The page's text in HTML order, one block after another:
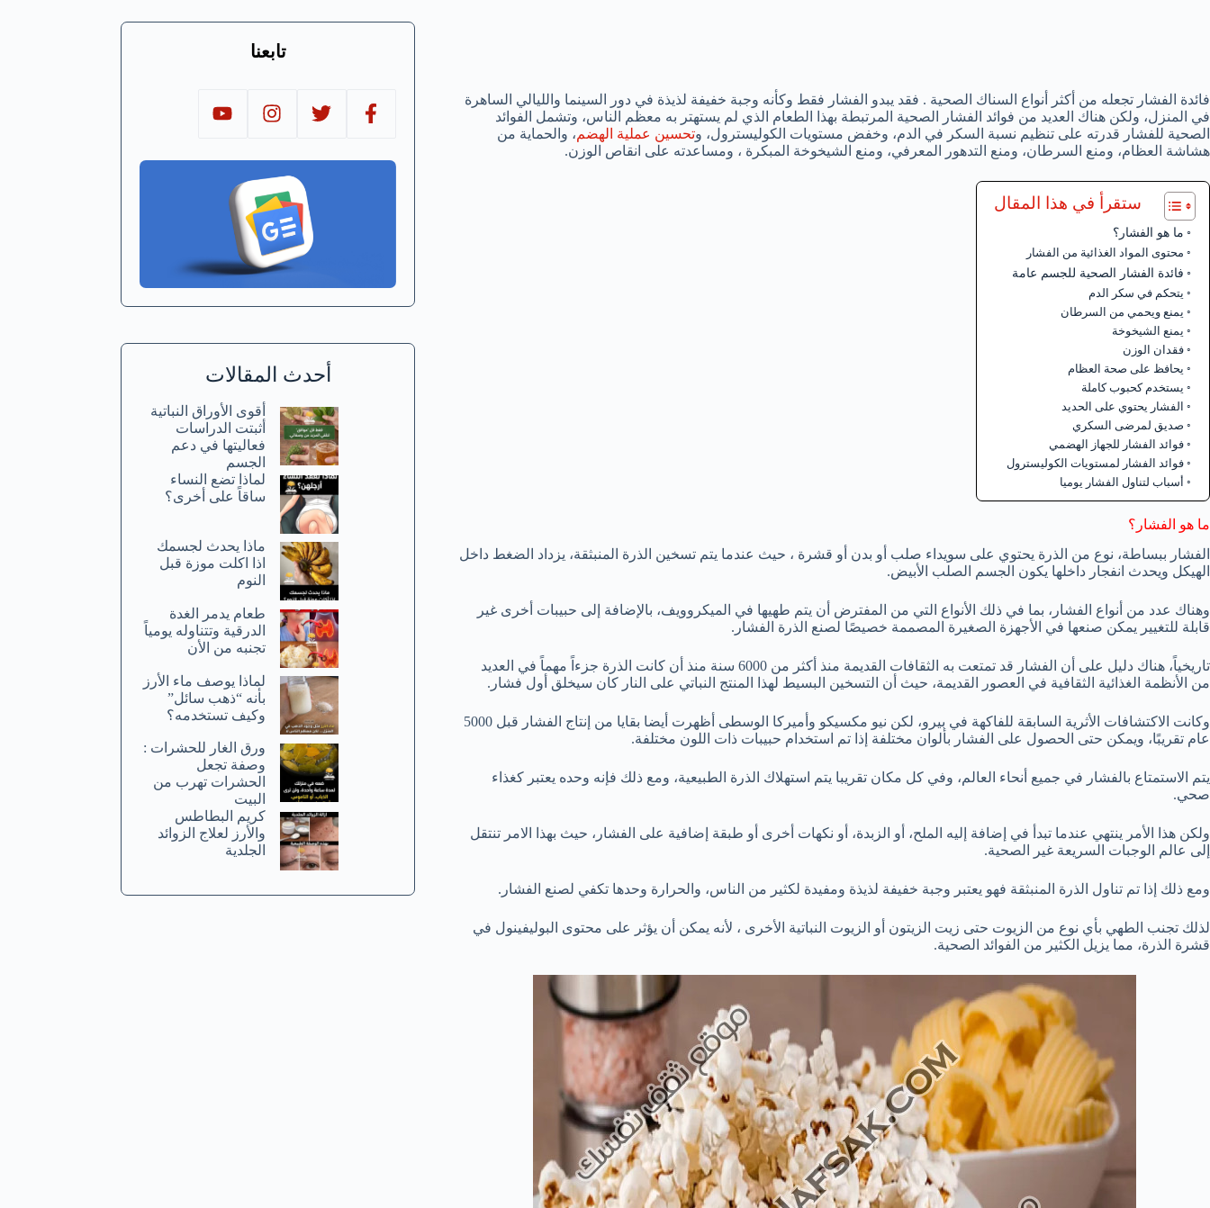
فائدة الفشار تجعله من أكثر أنواع السناك الصحية . فقد يبدو الفشار فقط وكأنه وجبة خفيفة لذيذة في دور السينما والليالي الساهرة
في المنزل، ولكن هناك العديد من فوائد الفشار الصحية المرتبطة بهذا الطعام الذي لم يستهتر به معظم الناس، وتشمل الفوائد
الصحية للفشار قدرته على تنظيم نسبة السكر في الدم، وخفض مستويات الكوليسترول، وتحسين عملية الهضم، والحماية من
هشاشة العظام، ومنع السرطان، ومنع التدهور المعرفي، ومنع الشيخوخة المبكرة ، ومساعدته على انقاص الوزن.
ستقرأ في هذا المقال
ما هو الفشار؟
محتوى المواد الغذائية من الفشار
فائدة الفشار الصحية للجسم عامة
يتحكم في سكر الدم
يمنع ويحمي من السرطان
يمنع الشيخوخة
فقدان الوزن
يحافظ على صحة العظام
يستخدم كحبوب كاملة
الفشار يحتوي على الحديد
صديق لمرضى السكري
فوائد الفشار للجهاز الهضمي
فوائد الفشار لمستويات الكوليسترول
أسباب لتناول الفشار يوميا
ما هو الفشار؟
الفشار ببساطة، نوع من الذرة يحتوي على سويداء صلب أو بدن أو قشرة ، حيث عندما يتم تسخين الذرة المنبثقة، يزداد الضغط داخل
الهيكل ويحدث انفجار داخلها يكون الجسم الصلب الأبيض.
وهناك عدد من أنواع الفشار، بما في ذلك الأنواع التي من المفترض أن يتم طهيها في الميكروويف، بالإضافة إلى حبيبات أخرى غير
قابلة للتغيير يمكن صنعها في الأجهزة الصغيرة المصممة خصيصًا لصنع الذرة الفشار.
تاريخياً، هناك دليل على أن الفشار قد تمتعت به الثقافات القديمة منذ أكثر من 6000 سنة منذ أن كانت الذرة جزءاً مهماً في العديد
من الأنظمة الغذائية الثقافية في العصور القديمة، حيث أن التسخين البسيط لهذا المنتج النباتي على النار كان سيخلق أول فشار.
وكانت الاكتشافات الأثرية السابقة للفاكهة في بيرو، لكن نيو مكسيكو وأميركا الوسطى أظهرت أيضا بقايا من إنتاج الفشار قبل 5000
عام تقريبًا، ويمكن حتى الحصول على الفشار بألوان مختلفة إذا تم استخدام حبيبات ذات اللون مختلفة.
يتم الاستمتاع بالفشار في جميع أنحاء العالم، وفي كل مكان تقريبا يتم استهلاك الذرة الطبيعية، ومع ذلك فإنه وحده يعتبر كغذاء
صحي.
ولكن هذا الأمر ينتهي عندما تبدأ في إضافة إليه الملح، أو الزبدة، أو نكهات أخرى أو طبقة إضافية على الفشار، حيث بهذا الامر تنتقل
إلى عالم الوجبات السريعة غير الصحية.
ومع ذلك إذا تم تناول الذرة المنبثقة فهو يعتبر وجبة خفيفة لذيذة ومفيدة لكثير من الناس، والحرارة وحدها تكفي لصنع الفشار.
لذلك تجنب الطهي بأي نوع من الزيوت حتى زيت الزيتون أو الزيوت النباتية الأخرى ، لأنه يمكن أن يؤثر على محتوى البوليفينول في
قشرة الذرة، مما يزيل الكثير من الفوائد الصحية.
تابعنا
أحدث المقالات
أقوى الأوراق النباتية
أثبتت الدراسات
فعاليتها في دعم
الجسم
لماذا تضع النساء
ساقاً على أخرى؟
ماذا يحدث لجسمك
اذا اكلت موزة قبل
النوم
طعام يدمر الغدة
الدرقية وتتناوله يومياً
تجنبه من الأن
لماذا يوصف ماء الأرز
بأنه “ذهب سائل”
وكيف تستخدمه؟
ورق الغار للحشرات :
وصفة تجعل
الحشرات تهرب من
البيت
كريم البطاطس
والأرز لعلاج الزوائد
الجلدية